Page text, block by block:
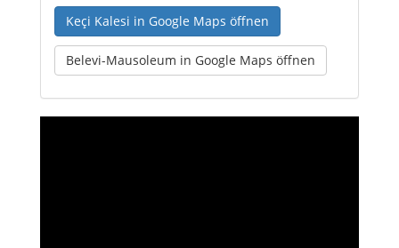
Keçi Kalesi in Google Maps öffnen
Belevi-Mausoleum in Google Maps öffnen